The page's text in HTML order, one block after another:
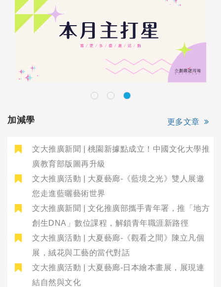
加減學 更多文章
文大推廣新聞 | 桃園新據點成立！中國文化大學推
廣教育部版圖再升級
文大推廣活動 | 大夏藝廊-《藍境之光》雙人展邀
您走進藍曬藝術世界
文大推廣新聞 | 文化推廣部攜手青年署，推「地方
創生DNA」數位課程，解鎖青年職涯新路徑
文大推廣活動 | 大夏藝廊-《觀看之間》陳立凡個
展，絨花與工藝的當代對話
文大推廣活動 | 大夏藝廊-日本繪本畫展，展現連
結自然與文化